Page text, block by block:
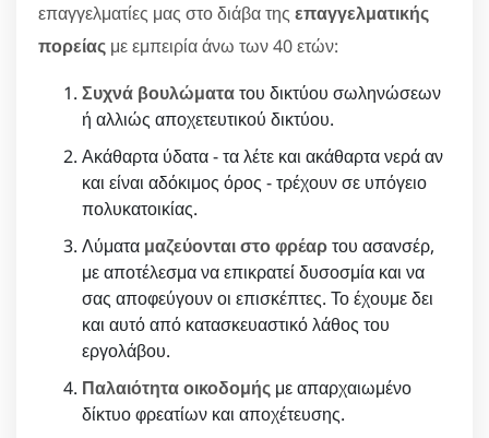
επαγγελματίες μας στο διάβα της επαγγελματικής
πορείας με εμπειρία άνω των 40 ετών:
Συχνά βουλώματατου δικτύου σωληνώσεων
ή αλλιώς αποχετευτικού δικτύου.
Ακάθαρτα ύδατα - τα λέτε και ακάθαρτα νερά αν
και είναι αδόκιμος όρος - τρέχουν σε υπόγειο
πολυκατοικίας.
Λύματα μαζεύονται στο φρέαρτου ασανσέρ,
με αποτέλεσμα να επικρατεί δυσοσμία και να
σας αποφεύγουν οι επισκέπτες. Το έχουμε δει
και αυτό από κατασκευαστικό λάθος του
εργολάβου.
Παλαιότητα οικοδομής με απαρχαιωμένο
δίκτυο φρεατίων και αποχέτευσης.